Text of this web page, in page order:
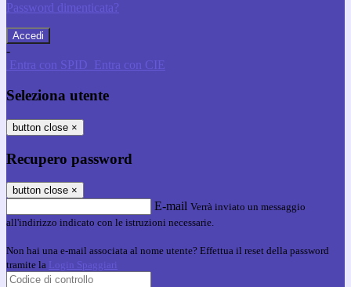
Password dimenticata?
-
Entra con SPID Entra con CIE
Seleziona utente
button close ×
Recupero password
button close ×
E-mail Verrà inviato un messaggio
all'indirizzo indicato con le istruzioni necessarie.
Non hai una e-mail associata al nome utente? Effettua il reset della password
tramite la Login Spaggiari